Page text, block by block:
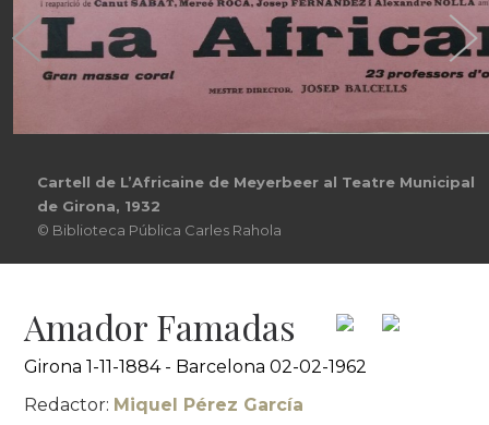
Cartell de L’Africaine de Meyerbeer al Teatre Municipal
de Girona, 1932
© Biblioteca Pública Carles Rahola
Amador Famadas
Girona 1-11-1884 - Barcelona 02-02-1962
Redactor: Miquel Pérez García